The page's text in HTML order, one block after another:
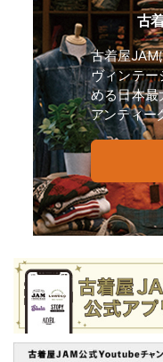
古
古着屋JAM
ヴィンテー
める日本最
アンティー